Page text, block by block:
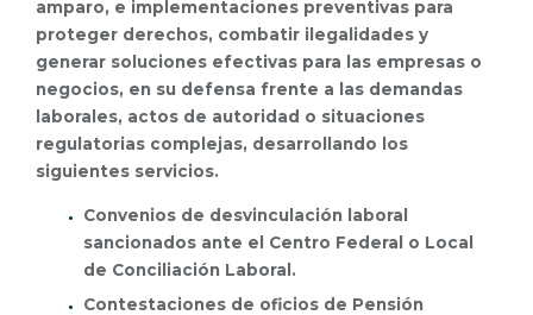
amparo, e implementaciones preventivas para
proteger derechos, combatir ilegalidades y
generar soluciones efectivas para las empresas o
negocios, en su defensa frente a las demandas
laborales, actos de autoridad o situaciones
regulatorias complejas, desarrollando los
siguientes servicios.
Convenios de desvinculación laboral
sancionados ante el Centro Federal o Local
de Conciliación Laboral.
Contestaciones de oficios de Pensión